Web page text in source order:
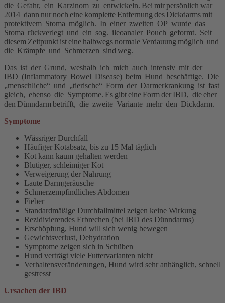
die Gefahr, ein Karzinom zu entwickeln. Bei mir persönlich war
2014 dann nur noch eine komplette Entfernung des Dickdarms mit
protektivem Stoma möglich. In einer zweiten OP wurde das
Stoma rückverlegt und ein sog. ileoanaler Pouch geformt. Seit
diesem Zeitpunkt ist eine halbwegs normale Verdauung möglich und
die Krämpfe und Schmerzen sind weg.
Das ist der Grund, weshalb ich mich auch intensiv mit der
IBD (Inflammatory Bowel Disease) beim Hund beschäftige. Die
„menschliche“ und „tierische“ Form der Darmerkrankung ist fast
gleich, ebenso die Symptome. Es gibt eine Form der IBD, die eher
den Dünndarm betrifft, die zweite Variante mehr den Dickdarm.
Symptome
Wässriger Durchfall
Häufiger Kotabsatz, bis zu 15 Mal täglich
Kot kann kaum gehalten werden
Blutiger, schleimiger Kot
Verweigerung der Nahrung
Laute Darmgeräusche
Schmerzempfindliches Abdomen
Fieber
Standardmäßige Durchfallmittel zeigen keine Wirkung
Rezidivierendes Erbrechen (bei IBD des Dünndarms)
Erschöpfung, Hund will sich wenig bewegen
Gewichtsverlust, Dehydration
Symptome zeigen sich in Schüben
Hund verträgt viele Futtervarianten nicht
Verhaltensveränderungen, Hund wird sehr anhänglich, schnell
gestresst
Ursachen der IBD